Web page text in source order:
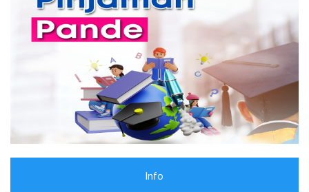
Info